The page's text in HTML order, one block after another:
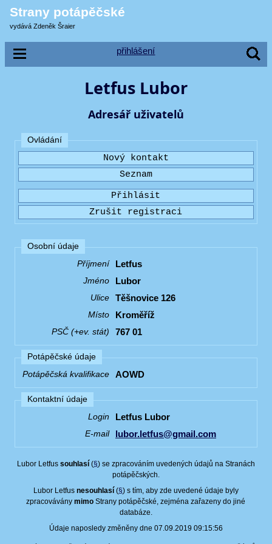
Strany potápěčské
vydává Zdeněk Šraier
přihlášení
Letfus Lubor
Adresář uživatelů
Ovládání
Osobní údaje
Příjmení
Letfus
Jméno Lubor
Ulice Těšnovice 126
Místo Kroměříž
PSČ (+ev. stát) 767 01
Potápěčské údaje
Potápěčská kvalifikace
AOWD
Kontaktní údaje
Login
Letfus Lubor
E-mail lubor.letfus@gmail.com
Lubor Letfus souhlasí(§) se zpracováním uvedených údajů na Stranách
potápěčských.
Lubor Letfus nesouhlasí(§) s tím, aby zde uvedené údaje byly
zpracováványmimo Strany potápěčské, zejména zařazeny do jiné
databáze.
Údaje naposledy změněny dne 07.09.2019 09:15:56